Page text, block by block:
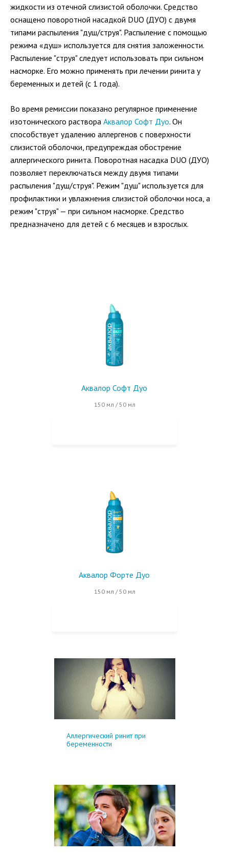
жидкости из отечной слизистой оболочки. Средство
оснащено поворотной насадкой DUO (ДУО) с двумя
типами распыления "душ/струя". Распыление с помощью
режима «душ» используется для снятия заложенности.
Распыление "струя" следует использовать при сильном
насморке. Его можно применять при лечении ринита у
беременных и детей (с 1 года).
Во время ремиссии показано регулярное применение
изотонического раствора Аквалор Софт Дуо. Он
способствует удалению аллергенов с поверхности
слизистой оболочки, предупреждая обострение
аллергического ринита. Поворотная насадка DUO (ДУО)
позволяет переключаться между двумя типами
распыления "душ/струя". Режим "душ" используется для
профилактики и увлажнения слизистой оболочки носа, а
режим "струя" — при сильном насморке. Средство
предназначено для детей с 6 месяцев и взрослых.
Аквалор Софт Дуо
150 мл / 50 мл
Аквалор Форте Дуо
150 мл / 50 мл
Аллергический ринит при
беременности